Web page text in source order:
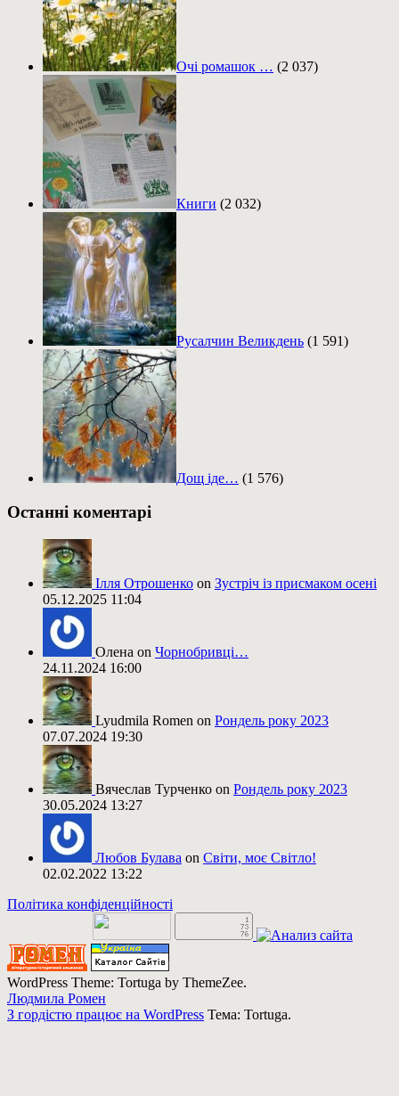
Очі ромашок … (2 037)
Книги (2 032)
Русалчин Великдень (1 591)
Дощ іде… (1 576)
Останні коментарі
Ілля Отрошенко on Зустріч із присмаком осені
05.12.2025 11:04
Олена on Чорнобривці…
24.11.2024 16:00
Lyudmila Romen on Рондель року 2023
07.07.2024 19:30
Вячеслав Турченко on Рондель року 2023
30.05.2024 13:27
Любов Булава on Світи, моє Світло!
02.02.2022 13:22
Політика конфіденційності
WordPress Theme: Tortuga by ThemeZee.
Людмила Ромен
З гордістю працює на WordPress Тема: Tortuga.